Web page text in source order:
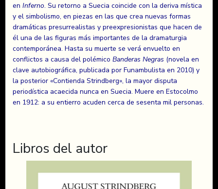
en Inferno. Su retorno a Suecia coincide con la deriva mística
y el simbolismo, en piezas en las que crea nuevas formas
dramáticas presurrealistas y preexpresionistas que hacen de
él una de las figuras más importantes de la dramaturgia
contemporánea. Hasta su muerte se verá envuelto en
conflictos a causa del polémico Banderas Negras (novela en
clave autobiográfica, publicada por Funambulista en 2010) y
la posterior «Contienda Strindberg», la mayor disputa
periodística acaecida nunca en Suecia. Muere en Estocolmo
en 1912: a su entierro acuden cerca de sesenta mil personas.
Libros del autor